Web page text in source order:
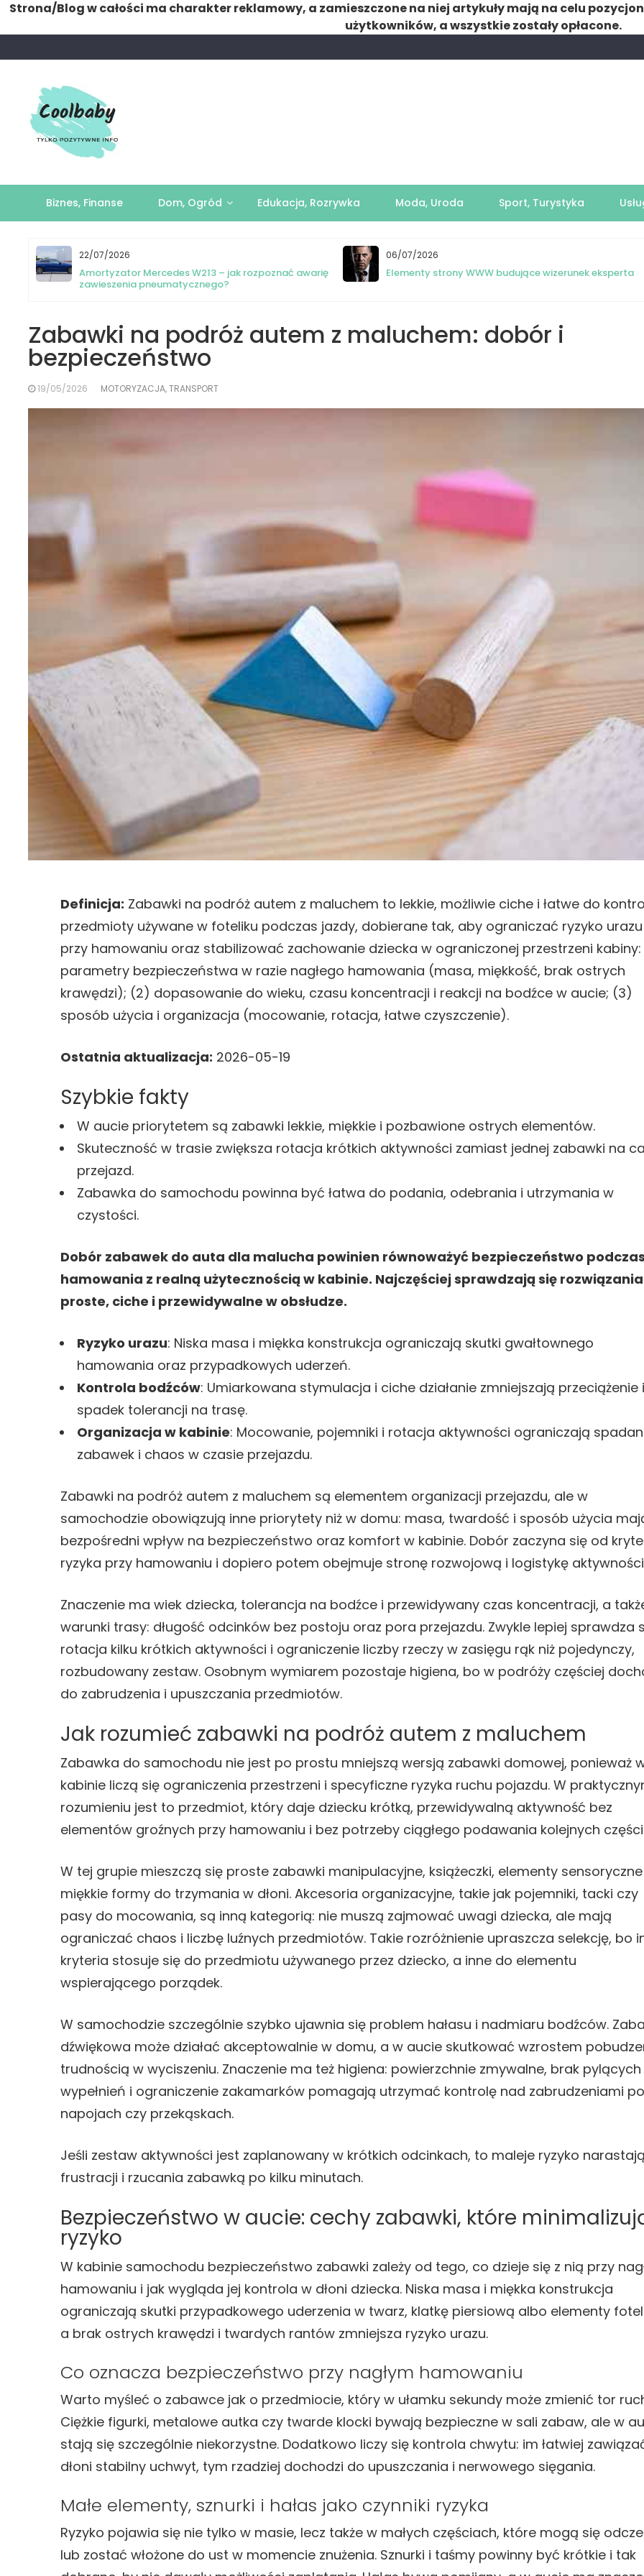
Strona/Blog w całości ma charakter reklamowy, a zamieszczone na niej artykuły mają na celu
użytkowników, a wszystkie zostały opłacone.
to
Biznes, Finanse Dom, Ogród Edukacja, Rozrywka Moda, Uroda Sport, Turystyka
22/07/2026
Amortyzator Mercedes W213 – jak rozpoznać awarię
zawieszenia pneumatycznego?
06/07/2026
Elementy strony WWW budujące wizerunek eksperta
Zabawki na podróż autem z maluchem: dobór i
bezpieczeństwo
19/05/2026 MOTORYZACJA, TRANSPORT
Definicja: Zabawki na podróż autem z maluchem to lekkie, możliwie ciche i łatwe do
przedmioty używane w foteliku podczas jazdy, dobierane tak, aby ograniczać ryzyko urazu
przy hamowaniu oraz stabilizować zachowanie dziecka w ograniczonej przestrzeni kabiny:
parametry bezpieczeństwa w razie nagłego hamowania (masa, miękkość, brak ostrych
krawędzi); (2) dopasowanie do wieku, czasu koncentracji i reakcji na bodźce w aucie; (3)
sposób użycia i organizacja (mocowanie, rotacja, łatwe czyszczenie).
Ostatnia aktualizacja: 2026-05-19
Szybkie fakty
W aucie priorytetem są zabawki lekkie, miękkie i pozbawione ostrych elementów.
Skuteczność w trasie zwiększa rotacja krótkich aktywności zamiast jednej zabawki na
przejazd.
Zabawka do samochodu powinna być łatwa do podania, odebrania i utrzymania w
czystości.
Dobór zabawek do auta dla malucha powinien równoważyć bezpieczeństwo podczas
hamowania z realną użytecznością w kabinie. Najczęściej sprawdzają się rozwiązania
proste, ciche i przewidywalne w obsłudze.
Ryzyko urazu: Niska masa i miękka konstrukcja ograniczają skutki gwałtownego
hamowania oraz przypadkowych uderzeń.
Kontrola bodźców: Umiarkowana stymulacja i ciche działanie zmniejszają przeciążenie i
spadek tolerancji na trasę.
Organizacja w kabinie: Mocowanie, pojemniki i rotacja aktywności ograniczają
zabawek i chaos w czasie przejazdu.
Zabawki na podróż autem z maluchem są elementem organizacji przejazdu, ale w
samochodzie obowiązują inne priorytety niż w domu: masa, twardość i sposób użycia
bezpośredni wpływ na bezpieczeństwo oraz komfort w kabinie. Dobór zaczyna się od
ryzyka przy hamowaniu i dopiero potem obejmuje stronę rozwojową i logistykę
Znaczenie ma wiek dziecka, tolerancja na bodźce i przewidywany czas koncentracji, a
warunki trasy: długość odcinków bez postoju oraz pora przejazdu. Zwykle lepiej sprawdza
rotacja kilku krótkich aktywności i ograniczenie liczby rzeczy w zasięgu rąk niż pojedynczy,
rozbudowany zestaw. Osobnym wymiarem pozostaje higiena, bo w podróży częściej
do zabrudzenia i upuszczania przedmiotów.
Jak rozumieć zabawki na podróż autem z maluchem
Zabawka do samochodu nie jest po prostu mniejszą wersją zabawki domowej, ponieważ
kabinie liczą się ograniczenia przestrzeni i specyficzne ryzyka ruchu pojazdu. W
rozumieniu jest to przedmiot, który daje dziecku krótką, przewidywalną aktywność bez
elementów groźnych przy hamowaniu i bez potrzeby ciągłego podawania kolejnych
W tej grupie mieszczą się proste zabawki manipulacyjne, książeczki, elementy
miękkie formy do trzymania w dłoni. Akcesoria organizacyjne, takie jak pojemniki, tacki czy
pasy do mocowania, są inną kategorią: nie muszą zajmować uwagi dziecka, ale mają
ograniczać chaos i liczbę luźnych przedmiotów. Takie rozróżnienie upraszcza selekcję, bo
kryteria stosuje się do przedmiotu używanego przez dziecko, a inne do elementu
wspierającego porządek.
W samochodzie szczególnie szybko ujawnia się problem hałasu i nadmiaru bodźców.
dźwiękowa może działać akceptowalnie w domu, a w aucie skutkować wzrostem
trudnością w wyciszeniu. Znaczenie ma też higiena: powierzchnie zmywalne, brak pylących
wypełnień i ograniczenie zakamarków pomagają utrzymać kontrolę nad zabrudzeniami po
napojach czy przekąskach.
Jeśli zestaw aktywności jest zaplanowany w krótkich odcinkach, to maleje ryzyko
frustracji i rzucania zabawką po kilku minutach.
Bezpieczeństwo w aucie: cechy zabawki, które
ryzyko
W kabinie samochodu bezpieczeństwo zabawki zależy od tego, co dzieje się z nią przy
hamowaniu i jak wygląda jej kontrola w dłoni dziecka. Niska masa i miękka konstrukcja
ograniczają skutki przypadkowego uderzenia w twarz, klatkę piersiową albo elementy
a brak ostrych krawędzi i twardych rantów zmniejsza ryzyko urazu.
Co oznacza bezpieczeństwo przy nagłym hamowaniu
Warto myśleć o zabawce jak o przedmiocie, który w ułamku sekundy może zmienić tor
Ciężkie figurki, metalowe autka czy twarde klocki bywają bezpieczne w sali zabaw, ale w
stają się szczególnie niekorzystne. Dodatkowo liczy się kontrola chwytu: im łatwiej
dłoni stabilny uchwyt, tym rzadziej dochodzi do upuszczania i nerwowego sięgania.
Małe elementy, sznurki i hałas jako czynniki ryzyka
Ryzyko pojawia się nie tylko w masie, lecz także w małych częściach, które mogą się
lub zostać włożone do ust w momencie znużenia. Sznurki i taśmy powinny być krótkie i tak